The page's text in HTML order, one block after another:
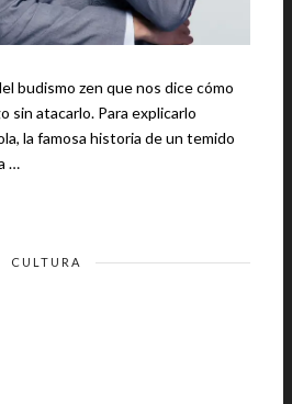
budismo zen que nos dice cómo
Para explicarlo
la famosa historia de un temido
…
CULTURA